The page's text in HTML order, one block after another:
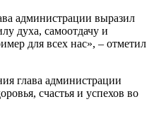
администрации выразил
духа, самоотдачу и
для всех нас», – отметил
глава администрации
счастья и успехов во